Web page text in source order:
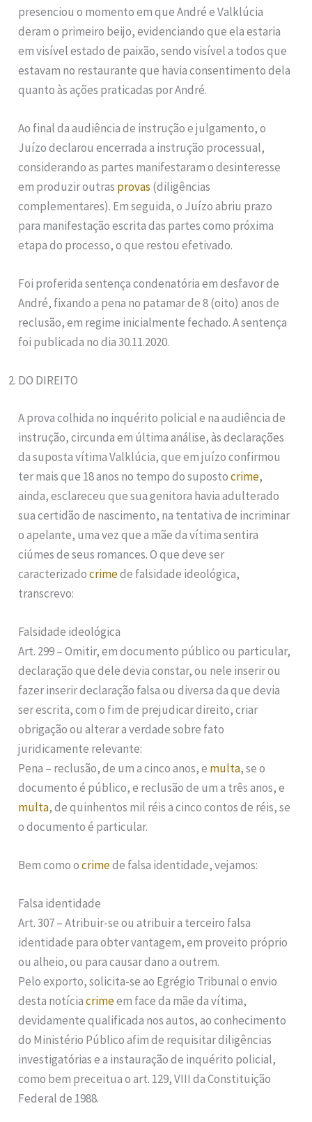
presenciou o momento em que André e Valklúcia
deram o primeiro beijo, evidenciando que ela estaria
em visível estado de paixão, sendo visível a todos que
estavam no restaurante que havia consentimento dela
quanto às ações praticadas por André.
Ao final da audiência de instrução e julgamento, o
Juízo declarou encerrada a instrução processual,
considerando as partes manifestaram o desinteresse
em produzir outras provas (diligências
complementares). Em seguida, o Juízo abriu prazo
para manifestação escrita das partes como próxima
etapa do processo, o que restou efetivado.
Foi proferida sentença condenatória em desfavor de
André, fixando a pena no patamar de 8 (oito) anos de
reclusão, em regime inicialmente fechado. A sentença
foi publicada no dia 30.11.2020.
DO DIREITO
A prova colhida no inquérito policial e na audiência de
instrução, circunda em última análise, às declarações
da suposta vítima Valklúcia, que em juízo confirmou
ter mais que 18 anos no tempo do supostocrime,
ainda, esclareceu que sua genitora havia adulterado
sua certidão de nascimento, na tentativa de incriminar
o apelante, uma vez que a mãe da vítima sentira
ciúmes de seus romances. O que deve ser
caracterizadocrimede falsidade ideológica,
transcrevo:
Falsidade ideológica
Art. 299 – Omitir, em documento público ou particular,
declaração que dele devia constar, ou nele inserir ou
fazer inserir declaração falsa ou diversa da que devia
ser escrita, com o fim de prejudicar direito, criar
obrigação ou alterar a verdade sobre fato
juridicamente relevante:
Pena – reclusão, de um a cinco anos, e multa, se o
documento é público, e reclusão de um a três anos, e
multa, de quinhentos mil réis a cinco contos de réis, se
o documento é particular.
Bem como ocrimede falsa identidade, vejamos:
Falsa identidade
Art. 307 – Atribuir-se ou atribuir a terceiro falsa
identidade para obter vantagem, em proveito próprio
ou alheio, ou para causar dano a outrem.
Pelo exporto, solicita-se ao Egrégio Tribunal o envio
desta notíciacrimeem face da mãe da vítima,
devidamente qualificada nos autos, ao conhecimento
do Ministério Público afim de requisitar diligências
investigatórias e a instauração de inquérito policial,
como bem preceitua o art. 129, VIII da Constituição
Federal de 1988.